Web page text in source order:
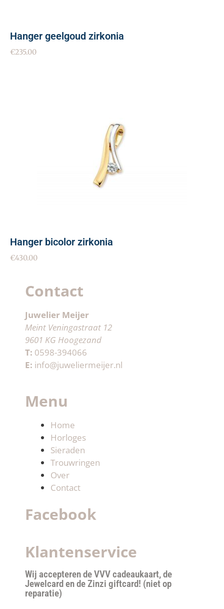
Hanger geelgoud zirkonia
€235.00
Hanger bicolor zirkonia
€430.00
Contact
Juwelier Meijer
Meint Veningastraat 12
9601 KG Hoogezand
T: 0598-394066
E: info@juweliermeijer.nl
Menu
Home
Horloges
Sieraden
Trouwringen
Over
Contact
Facebook
Klantenservice
Wij accepteren de VVV cadeaukaart, de
Jewelcard en de Zinzi giftcard! (niet op
reparatie)